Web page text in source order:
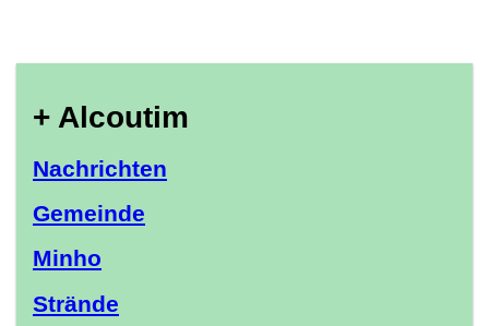
+ Alcoutim
Nachrichten
Gemeinde
Minho
Strände